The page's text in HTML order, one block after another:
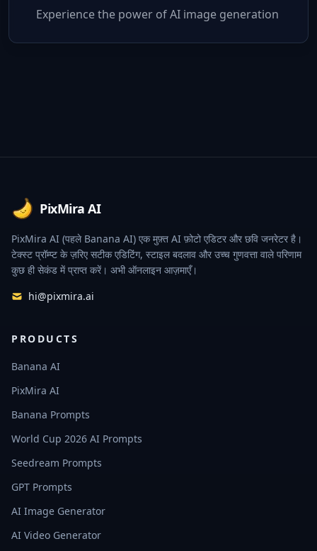
Experience the power of AI image generation
PixMira AI
PixMira AI (पहले Banana AI) एक मुफ़्त AI फ़ोटो एडिटर और छवि जनरेटर है।
टेक्स्ट प्रॉम्प्ट के ज़रिए सटीक एडिटिंग, स्टाइल बदलाव और उच्च गुणवत्ता वाले परिणाम
कुछ ही सेकंड में प्राप्त करें। अभी ऑनलाइन आज़माएँ।
hi@pixmira.ai
PRODUCTS
Banana AI
PixMira AI
Banana Prompts
World Cup 2026 AI Prompts
Seedream Prompts
GPT Prompts
AI Image Generator
AI Video Generator